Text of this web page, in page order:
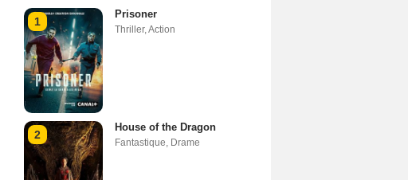
1
Prisoner
Thriller,Action
2
House of the Dragon
Fantastique, Drame